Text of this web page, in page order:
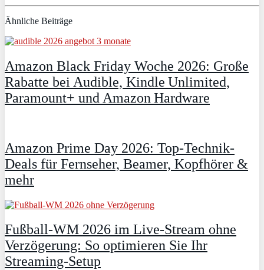
Ähnliche Beiträge
Amazon Black Friday Woche 2026: Große
Rabatte bei Audible, Kindle Unlimited,
Paramount+ und Amazon Hardware
Amazon Prime Day 2026: Top-Technik-
Deals für Fernseher, Beamer, Kopfhörer &
mehr
Fußball-WM 2026 im Live-Stream ohne
Verzögerung: So optimieren Sie Ihr
Streaming-Setup